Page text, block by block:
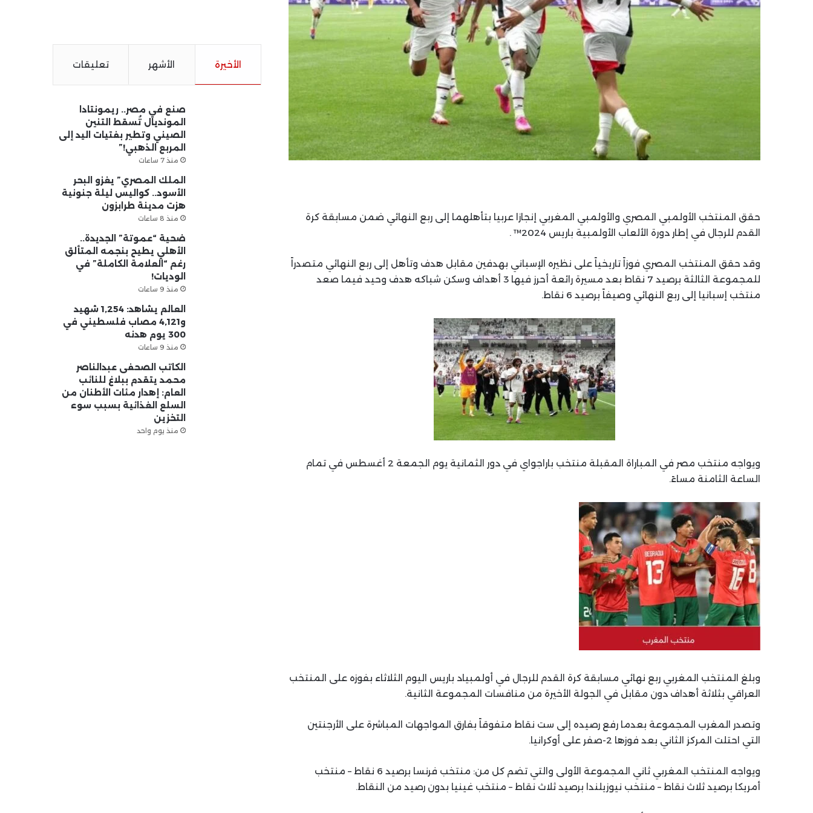
حقق المنتخب الأولمبي المصري والأولمبي المغربي إنجازا عربيا بتأهلهما إلى ربع النهائي ضمن مسابقة كرة
القدم للرجال في إطار دورة الألعاب الأولمبية باريس 2024™ .
وقد حقق المنتخب المصري فوزاً تاريخياً على نظيره الإسباني بهدفين مقابل هدف وتأهل إلى ربع النهائي متصدراً
للمجموعة الثالثة برصيد 7 نقاط بعد مسيرة رائعة أحرز فيها 3 أهداف وسكن شباكه هدف وحيد فيما صعد
منتخب إسبانيا إلى ربع النهائي وصيفاً برصيد 6 نقاط.
ويواجه منتخب مصر في المباراة المقبلة منتخب باراجواي في دور الثمانية يوم الجمعة 2 أغسطس في تمام
الساعة الثامنة مساءً.
وبلغ المنتخب المغربي ربع نهائي مسابقة كرة القدم للرجال في أولمبياد باريس اليوم الثلاثاء بفوزه على المنتخب
العراقي بثلاثة أهداف دون مقابل في الجولة الأخيرة من منافسات المجموعة الثانية.
وتصدر المغرب المجموعة بعدما رفع رصيده إلى ست نقاط متفوقاً بفارق المواجهات المباشرة على الأرجنتين
التي احتلت المركز الثاني بعد فوزها 2-صفر على أوكرانيا.
ويواجه المنتخب المغربي ثاني المجموعة الأولى والتي تضم كل من: منتخب فرنسا برصيد 6 نقاط – منتخب
أمريكا برصيد ثلاث نقاط – منتخب نيوزيلندا برصيد ثلاث نقاط – منتخب غينيا بدون رصيد من النقاط.
الأخيرة الأشهر تعليقات
صنع في مصر.. ريمونتادا
المونديال تُسقط التنين
الصيني وتطير بفتيات اليد إلى
المربع الذهبي!”
منذ 7 ساعات
الملك المصري” يغزو البحر
الأسود.. كواليس ليلة جنونية
هزت مدينة طرابزون
منذ 8 ساعات
ضحية “عموتة” الجديدة..
الأهلي يطيح بنجمه المتألق
رغم “العلامة الكاملة” في
الوديات!
منذ 9 ساعات
العالم يشاهد: 1,254 شهيد
و4,121 مصاب فلسطيني في
300 يوم هدنه
منذ 9 ساعات
الكاتب الصحفى عبدالناصر
محمد يتقدم ببلاغ للنائب
العام: إهدار مئات الأطنان من
السلع الغذائية بسبب سوء
التخزين
منذ يوم واحد